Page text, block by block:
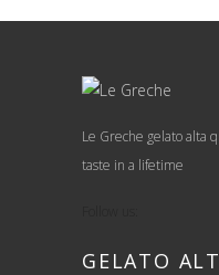
Le Greche gelato alta
taste in a lifetime
GELATO